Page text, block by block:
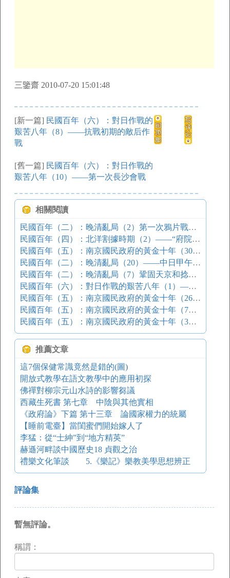
三鑒齋 2010-07-20 15:01:48
[新一篇] 民國百年（六）：對日作戰的
艱苦八年（8）——抗戰初期的敵后作
戰
[舊一篇] 民國百年（六）：對日作戰的
艱苦八年（10）——第一次長沙會戰
相關閱讀
民國百年（二）：晚清亂局（2）第一次鴉片戰爭（中）
民國百年（四）：北洋割據時期（2）——“府院之爭”與“張勛復辟”
民國百年（五）：南京國民政府的黃金十年（30）——關于“西安事變”的結束語
民國百年（二）：晚清亂局（20）——中日甲午戰爭（中）
民國百年（二）：晚清亂局（7）鞏固天京和捻軍起義
民國百年（六）：對日作戰的艱苦八年（1）——“西安事變”后的國共和談
民國百年（五）：南京國民政府的黃金十年（26）——西安事變的前奏
民國百年（五）：南京國民政府的黃金十年（7）——皇姑屯事件
民國百年（五）：南京國民政府的黃金十年（3）——“寧漢合流”
推薦文章
這7個保健常識竟然是錯的(圖)
開放式教學在語文教學中的應用初探
佛禪對柳宗元山水詩的影響芻議
西藏生死書 第七章 中陰與其他實相
《政府論》下篇 第十三章 論國家權力的統屬
【睡前電臺】當閨蜜們開始嫁人了
李猛：從“士紳”到“地方精英”
赫遜河畔談中國歷史18 貞觀之治
禮樂文化筆談 5.《樂記》樂教美學思想辨正
評論集
暫無評論。
稱謂：